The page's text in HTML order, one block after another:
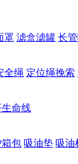
罩 滤盒滤罐 长
全绳 定位绳挽索
生命线
箱包 吸油垫 吸油